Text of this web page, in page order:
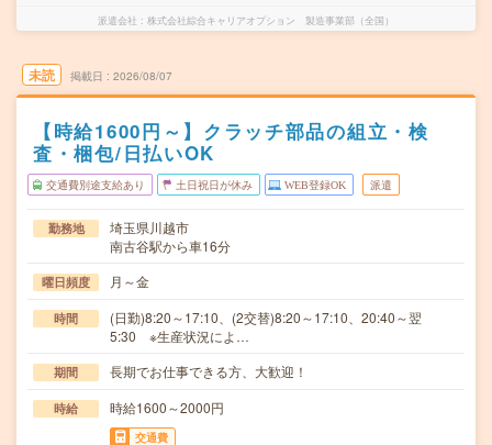
派遣会社 株式会社綜合キャリアオプション 製造事業部（全国）
未読 掲載日 2026/08/07
【時給1600円～】クラッチ部品の組立・検
査・梱包/日払いOK
交通費別途支給あり 土日祝日が休み WEB登録OK 派遣
勤務地
埼玉県川越市
南古谷駅から車16分
曜日頻度 月～金
時間
(日勤)8:20～17:10、(2交替)8:20～17:10、20:40～翌
5:30 ※生産状況によ…
期間 長期でお仕事できる方、大歓迎！
時給 時給1600～2000円
交通費